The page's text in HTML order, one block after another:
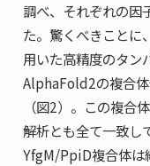
調べ、それぞれの因
た。驚くべきことに
用いた高精度のタン
AlphaFold2の複合
（図2）。この複合
解析とも全て一致し
YfgM/PpiD複合体は